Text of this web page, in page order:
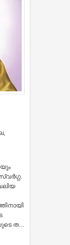
,
ത…